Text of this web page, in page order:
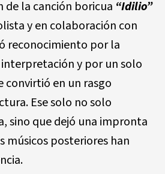
de la canción boricua “Idilio”
y en colaboración con
reconocimiento por la
y por un solo
convirtió en un rasgo
Ese solo no solo
sino que dejó una impronta
músicos posteriores han